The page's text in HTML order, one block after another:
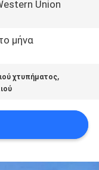
Union
μήνα
χτυπήματος,